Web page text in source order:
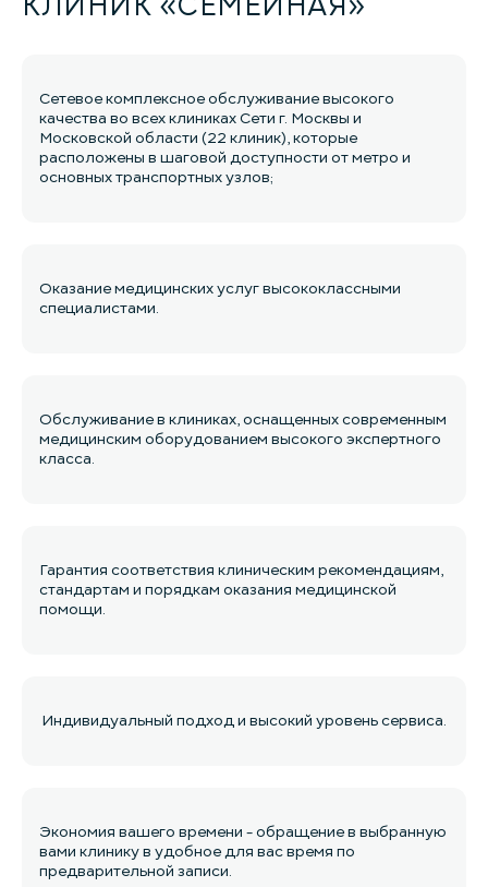
Сетевое комплексное обслуживание высокого
качества во всех клиниках Сети г. Москвы и
Московской области (22 клиник), которые
расположены в шаговой доступности от метро и
основных транспортных узлов;
Оказание медицинских услуг высококлассными
специалистами.
Обслуживание в клиниках, оснащенных современным
медицинским оборудованием высокого экспертного
класса.
Гарантия соответствия клиническим рекомендациям,
стандартам и порядкам оказания медицинской
помощи.
Индивидуальный подход и высокий уровень сервиса.
Экономия вашего времени - обращение в выбранную
вами клинику в удобное для вас время по
предварительной записи.